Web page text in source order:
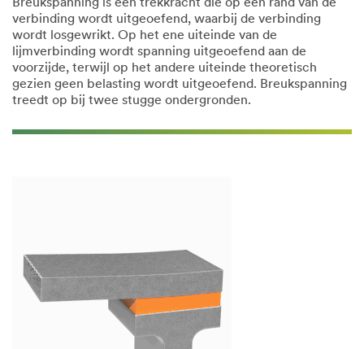
Breukspanning is een trekkracht die op één rand van de
verbinding wordt uitgeoefend, waarbij de verbinding
wordt losgewrikt. Op het ene uiteinde van de
lijmverbinding wordt spanning uitgeoefend aan de
voorzijde, terwijl op het andere uiteinde theoretisch
gezien geen belasting wordt uitgeoefend. Breukspanning
treedt op bij twee stugge ondergronden.